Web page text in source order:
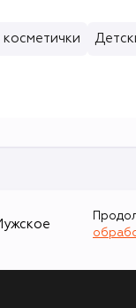
косметички